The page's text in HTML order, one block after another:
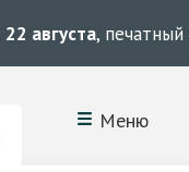
22 августа,
Меню